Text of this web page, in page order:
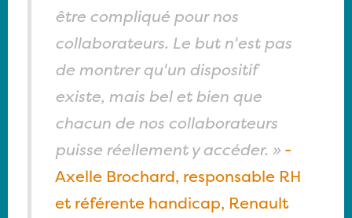
être compliqué pour nos
collaborateurs. Le but n'est pas
de montrer qu'un dispositif
existe, mais bel et bien que
chacun de nos collaborateurs
puisse réellement y accéder. » -
Axelle Brochard, responsable RH
et référente handicap, Renault